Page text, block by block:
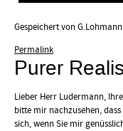
Gespeichert von
Permalink
Purer
Lieber Herr Ludermann,
bitte mir nachzusehen,
sich, wenn Sie mir